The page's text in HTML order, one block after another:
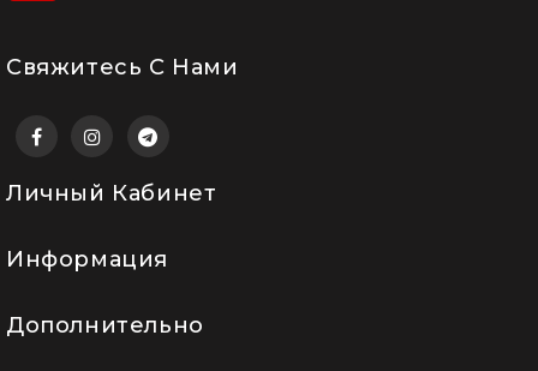
Свяжитесь С Нами
Личный Кабинет
Информация
Дополнительно